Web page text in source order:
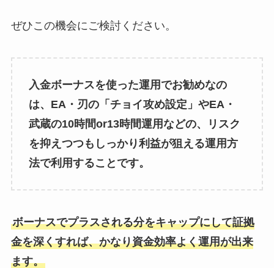
ぜひこの機会にご検討ください。
入金ボーナスを使った運用でお勧めなの
は、EA・刃の「チョイ攻め設定」やEA・
武蔵の10時間or13時間運用などの、リスク
を抑えつつもしっかり利益が狙える運用方
法で利用することです。
ボーナスでプラスされる分をキャップにして証拠
金を深くすれば、かなり資金効率よく運用が出来
ます。